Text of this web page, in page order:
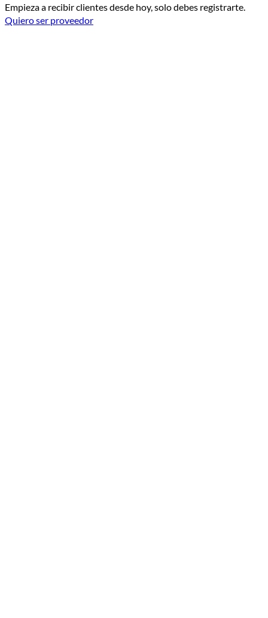
Empieza a recibir clientes desde hoy, solo debes registrarte.
Quiero ser proveedor